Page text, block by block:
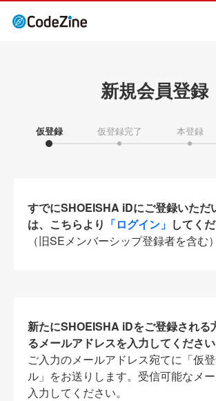
新規会員登録
仮登録 仮登録完了 本登録
すでにSHOEISHA iDにご登録いただ
は、こちらより 「ログイン」 してくだ
（旧SEメンバーシップ登録者を含む）
新たにSHOEISHA iDをご登録される
るメールアドレスを入力してください
ご入力のメールアドレス宛てに「仮
ル」をお送りします。受信可能なメ
入力してください。